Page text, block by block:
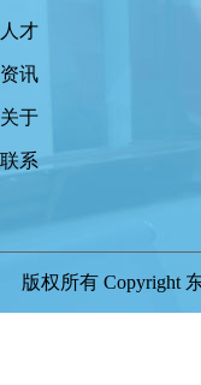
人才
资讯
关于
联系
版权所有 Copyright